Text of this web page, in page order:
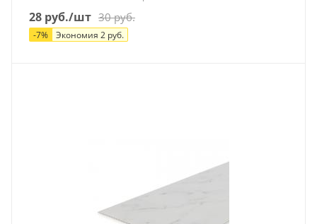
28 руб./шт 30руб.
-7% Экономия 2 руб.